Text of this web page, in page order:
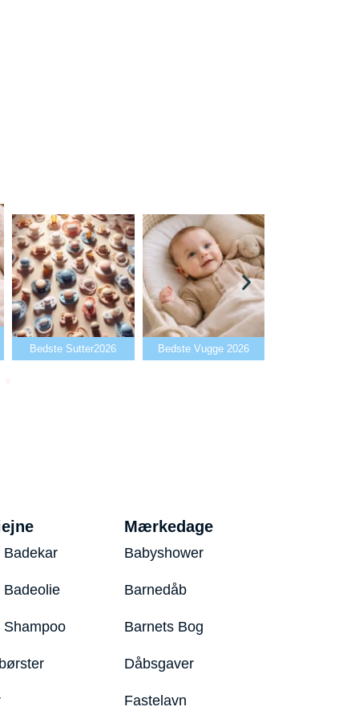
Bedste Sutter2026 Bedste Vugge 2026
Badekar
Badeolie
Shampoo
Mærkedage
Babyshower
Barnedåb
Barnets Bog
Dåbsgaver
Fastelavn